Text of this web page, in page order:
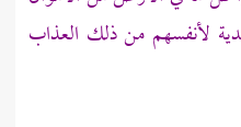
لأنفسهم من ذلك العذاب